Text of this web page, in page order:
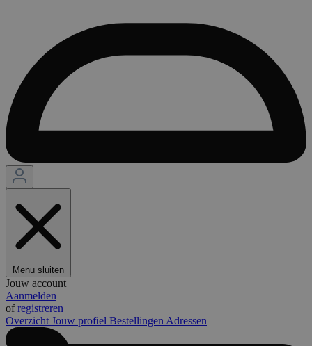
Menu sluiten
Jouw account
Aanmelden
ofregistreren
Overzicht Jouw profiel Bestellingen Adressen